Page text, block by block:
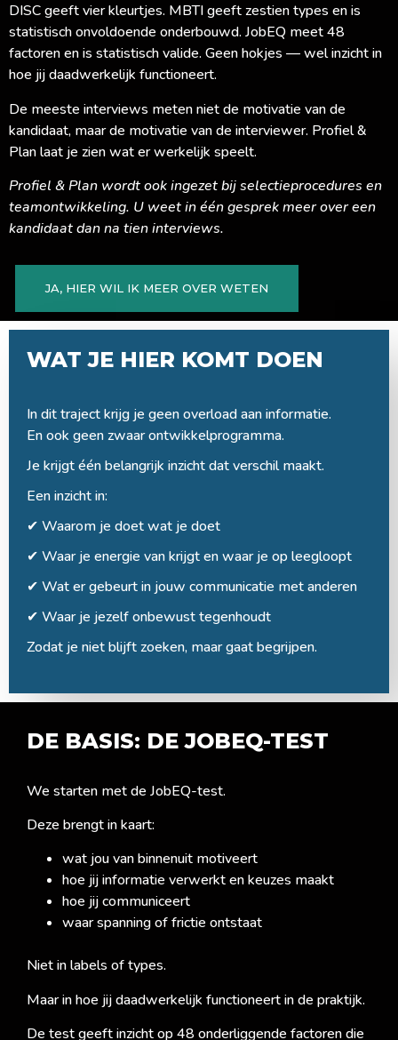
DISC geeft vier kleurtjes. MBTI geeft zestien types en is
statistisch onvoldoende onderbouwd. JobEQ meet 48
factoren en is statistisch valide. Geen hokjes — wel inzicht in
hoe jij daadwerkelijk functioneert.
De meeste interviews meten niet de motivatie van de
kandidaat, maar de motivatie van de interviewer. Profiel &
Plan laat je zien wat er werkelijk speelt.
Profiel & Plan wordt ook ingezet bij selectieprocedures en
teamontwikkeling. U weet in één gesprek meer over een
kandidaat dan na tien interviews.
JA, HIER WIL IK MEER OVER WETEN
WAT JE HIER KOMT DOEN
In dit traject krijg je geen overload aan informatie.
En ook geen zwaar ontwikkelprogramma.
Je krijgt één belangrijk inzicht dat verschil maakt.
Een inzicht in:
✔︎ Waarom je doet wat je doet
✔︎ Waar je energie van krijgt en waar je op leegloopt
✔︎ Wat er gebeurt in jouw communicatie met anderen
✔︎ Waar je jezelf onbewust tegenhoudt
Zodat je niet blijft zoeken, maar gaat begrijpen.
DE BASIS: DE JOBEQ-TEST
We starten met de JobEQ-test.
Deze brengt in kaart:
wat jou van binnenuit motiveert
hoe jij informatie verwerkt en keuzes maakt
hoe jij communiceert
waar spanning of frictie ontstaat
Niet in labels of types.
Maar in hoe jij daadwerkelijk functioneert in de praktijk.
De test geeft inzicht op 48 onderliggende factoren die